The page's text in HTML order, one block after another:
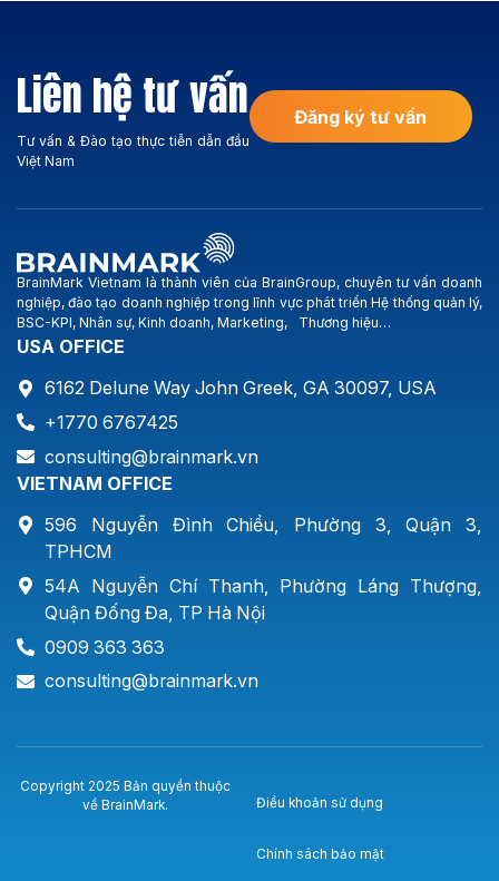
trường. Hoạt động kinh
doanh chính của Công ty:
Hung Long …). Smartland […]
Liên hệ tư vấn
Tư vấn & Đào tạo thực tiễn dẫn đầu
Việt Nam
Đăng ký tư vấn
BrainMark Vietnam là thành viên của BrainGroup, chuyên tư vấn doanh
nghiệp, đào tạo doanh nghiệp trong lĩnh vực phát triển Hệ thống quản lý,
BSC-KPI, Nhân sự, Kinh doanh, Marketing, Thương hiệu…
USA OFFICE
6162 Delune Way John Greek, GA 30097, USA
+1770 6767425
consulting@brainmark.vn
VIETNAM OFFICE
596 Nguyễn Đình Chiểu, Phường 3, Quận 3,
TPHCM
54A Nguyễn Chí Thanh, Phường Láng Thượng,
Quận Đống Đa, TP Hà Nội
0909 363 363
consulting@brainmark.vn
Copyright 2025 Bản quyền thuộc
về BrainMark.
Điều khoản sử dụng
Chính sách bảo mật